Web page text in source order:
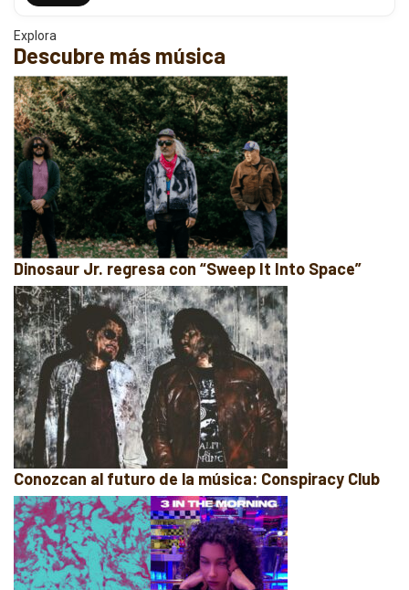
Explora
Descubre más música
Dinosaur Jr. regresa con “Sweep It Into Space”
Conozcan al futuro de la música: Conspiracy Club